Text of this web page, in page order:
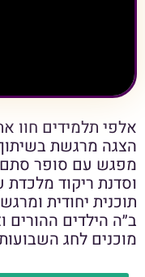
אלפי תלמידים חוו
הצגה מרגשת
מפגש עם סופר סתם
וסדנת ריקוד
תוכנית יחודית
ב״ה הילדים ההורים
מוכנים לחג